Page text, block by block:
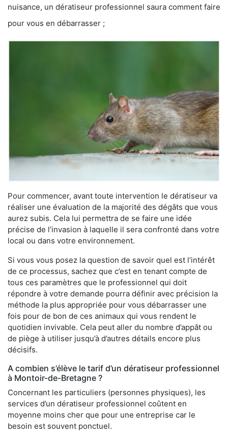
nuisance, un dératiseur professionnel saura comment faire
pour vous en débarrasser ;
Pour commencer, avant toute intervention le dératiseur va
réaliser une évaluation de la majorité des dégâts que vous
aurez subis. Cela lui permettra de se faire une idée
précise de l’invasion à laquelle il sera confronté dans votre
local ou dans votre environnement.
Si vous vous posez la question de savoir quel est l’intérêt
de ce processus, sachez que c’est en tenant compte de
tous ces paramètres que le professionnel qui doit
répondre à votre demande pourra définir avec précision la
méthode la plus appropriée pour vous débarrasser une
fois pour de bon de ces animaux qui vous rendent le
quotidien invivable. Cela peut aller du nombre d’appât ou
de piège à utiliser jusqu’à d’autres détails encore plus
décisifs.
A combien s’élève le tarif d’un dératiseur professionnel
à Montoir-de-Bretagne ?
Concernant les particuliers (personnes physiques), les
services d’un dératiseur professionnel coûtent en
moyenne moins cher que pour une entreprise car le
besoin est souvent ponctuel.